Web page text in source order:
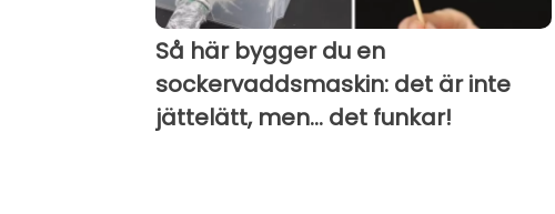
Så här bygger du en
sockervaddsmaskin: det är inte
jättelätt, men... det funkar!